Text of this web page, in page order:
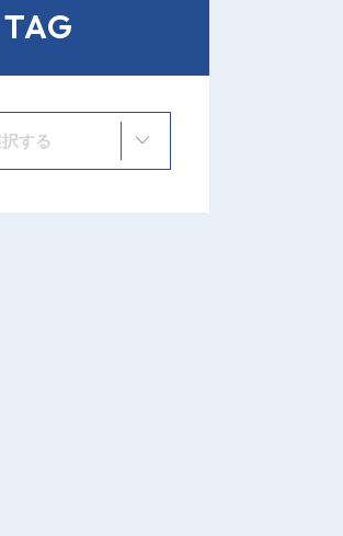
TAG
する